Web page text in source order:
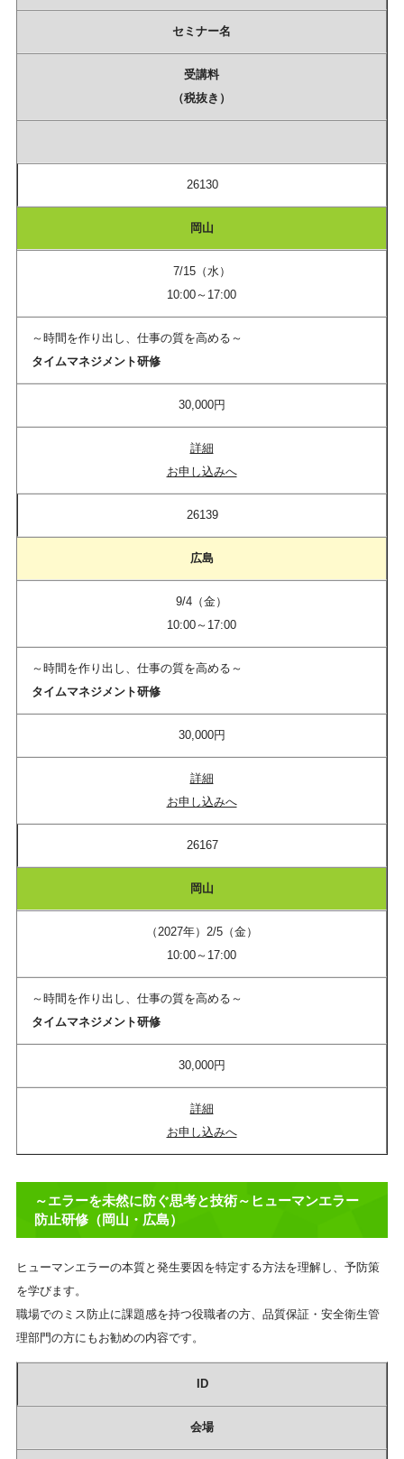
セミナー名
受講料
（税抜き）
26130
岡山
7/15（水）
10:00～17:00
～時間を作り出し、仕事の質を高める～
タイムマネジメント研修
30,000円
詳細
お申し込みへ
26139
広島
9/4（金）
10:00～17:00
～時間を作り出し、仕事の質を高める～
タイムマネジメント研修
30,000円
詳細
お申し込みへ
26167
岡山
（2027年）2/5（金）
10:00～17:00
～時間を作り出し、仕事の質を高める～
タイムマネジメント研修
30,000円
詳細
お申し込みへ
～エラーを未然に防ぐ思考と技術～ヒューマンエラー
防止研修（岡山・広島）
ヒューマンエラーの本質と発生要因を特定する方法を理解し、予防策
を学びます。
職場でのミス防止に課題感を持つ役職者の方、品質保証・安全衛生管
理部門の方にもお勧めの内容です。
ID
会場